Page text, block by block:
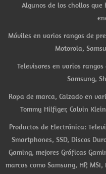
Algunos de los chollos
Móviles en varios rangos de
Motorola,
Televisores en varios
Samsung,
Ropa de marca, Calzado en
Tommy Hilfiger, Calvin
Productos de Electrónica:
Smartphones, SSD, Discos
Gaming, mejores Gráficas
marcas como Samsung, HP,